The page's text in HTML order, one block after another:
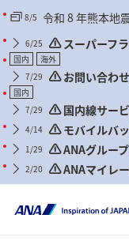
8/5 令和 8 年熊本地
6/25
スーパーフ
関するご案内
国内
海外
7/29
お問い合わ
お問い合わせについて
国内
7/29
国内線サー
について
4/14
モバイルバ
4月24日搭乗分より）
1/29
ANAグルー
意ください
2/20
ANAマイレ
のお願いとセキュリテ